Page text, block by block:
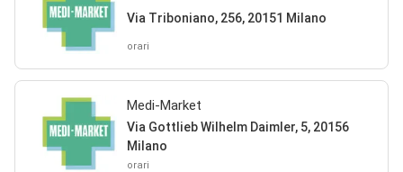
Via Triboniano, 256, 20151 Milano
orari
Medi-Market
Via Gottlieb Wilhelm Daimler, 5, 20156
Milano
orari